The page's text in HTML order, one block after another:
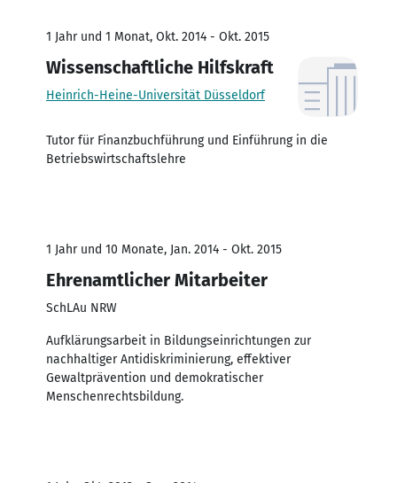
1 Jahr und 1 Monat, Okt. 2014 - Okt. 2015
Wissenschaftliche Hilfskraft
Heinrich-Heine-Universität Düsseldorf
Tutor für Finanzbuchführung und Einführung in die
Betriebswirtschaftslehre
1 Jahr und 10 Monate, Jan. 2014 - Okt. 2015
Ehrenamtlicher Mitarbeiter
SchLAu NRW
Aufklärungsarbeit in Bildungseinrichtungen zur
nachhaltiger Antidiskriminierung, effektiver
Gewaltprävention und demokratischer
Menschenrechtsbildung.